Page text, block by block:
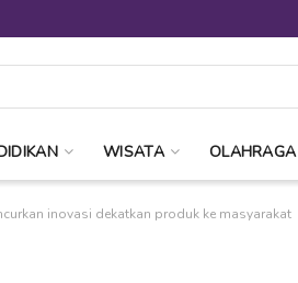
WISATA OLAHRAGA
inovasi dekatkan produk ke masyarakat